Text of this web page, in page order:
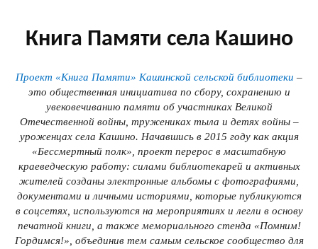
Книга Памяти села Кашино
Проект «Книга Памяти» Кашинской сельской библиотеки –
это общественная инициатива по сбору, сохранению и
увековечиванию памяти об участниках Великой
Отечественной войны, тружениках тыла и детях войны –
уроженцах села Кашино. Начавшись в 2015 году как акция
«Бессмертный полк», проект перерос в масштабную
краеведческую работу: силами библиотекарей и активных
жителей созданы электронные альбомы с фотографиями,
документами и личными историями, которые публикуются
в соцсетях, используются на мероприятиях и легли в основу
печатной книги, а также мемориального стенда «Помним!
Гордимся!», объединив тем самым сельское сообщество для